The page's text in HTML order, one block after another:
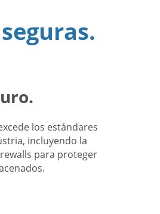
los estándares
incluyendo la
para proteger